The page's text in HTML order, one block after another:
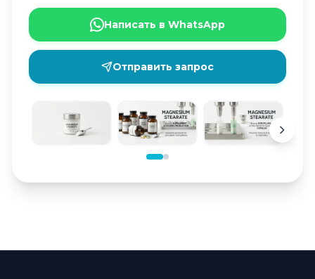
Написать в WhatsApp
Отправить запрос